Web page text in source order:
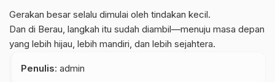
Gerakan besar selalu dimulai oleh tindakan kecil.
Dan di Berau, langkah itu sudah diambil—menuju masa depan
yang lebih hijau, lebih mandiri, dan lebih sejahtera.
Penulis: admin